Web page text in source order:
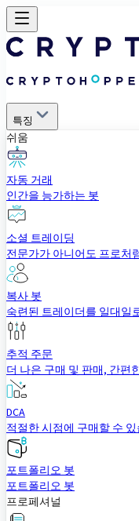
특징
쉬움
자동 거래
인간을 능가하는 봇
소셜 트레이딩
전문가가 아니어도 프로처
복사 봇
숙련된 트레이더를 일대일
추적 주문
더 나은 구매 및 판매, 간편
DCA
적절한 시점에 구매할 수
포트폴리오 봇
포트폴리오 봇
프로페셔널